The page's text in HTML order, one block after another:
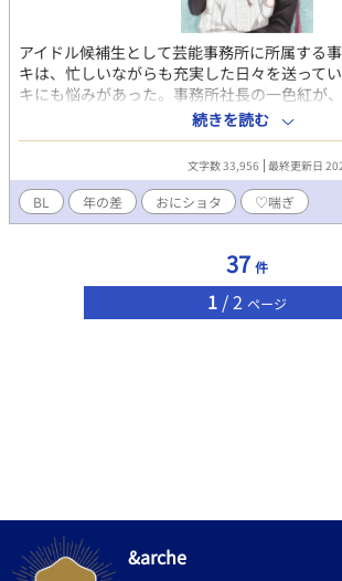
アイドル候補生として芸能事務所に所属する
キは、忙しいながらも充実した日々を送って
キにも悩みがあった。事務所社長の一色紅が
を詰めてくるのである。 相手は雲の上の存在
て考えられない！ユキは何とか常識的な距離
るものの、ひょんな事から紅の自宅に招かれ
まって……。 一色社長ガン攻めの、甘々と
（概念）小説です。くれゆきの馴れ初めという
るまでのお話でもあります。 時系列的にはブ
続きを読む
文字数 33,956 最終更新日
BL 年の差 おにショタ ♡喘ぎ
37 件
1 / 2 ページ
&arche